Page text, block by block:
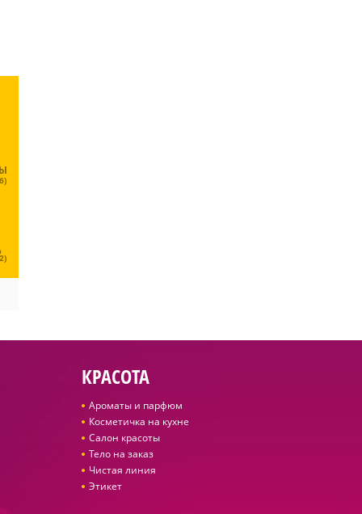
КРАСОТА
Ароматы и парфюм
Косметичка на кухне
Салон красоты
Тело на заказ
Чистая линия
Этикет